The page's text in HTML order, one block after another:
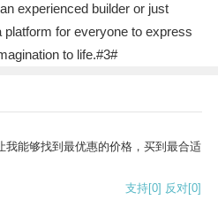
experienced builder or just
platform for everyone to express
to life.#3#
我能够找到最优惠的价格，买到最合适
支持[0] 反对[0]